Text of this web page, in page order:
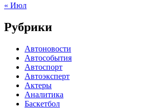
« Июл
Рубрики
Автоновости
Автособытия
Автоспорт
Автоэксперт
Актеры
Аналитика
Баскетбол